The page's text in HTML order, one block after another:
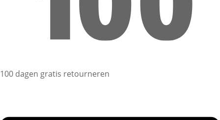
100 dagen gratis retourneren